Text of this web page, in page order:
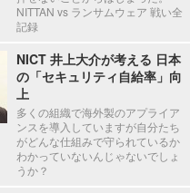
NITTAN vs ランサムウェア 戦い全
記録
NICT 井上大介が考える 日本
の「セキュリティ自給率」向
上
多くの組織で海外製のアプライア
ンスを導入していますが自分たち
がどんな仕組みで守られているか
わかっていないんじゃないでしょ
うか？